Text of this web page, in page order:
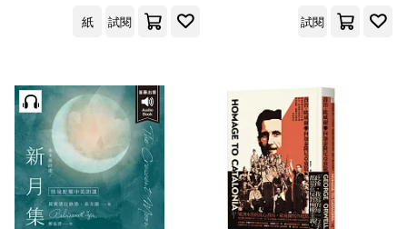
紙
試閱
試閱